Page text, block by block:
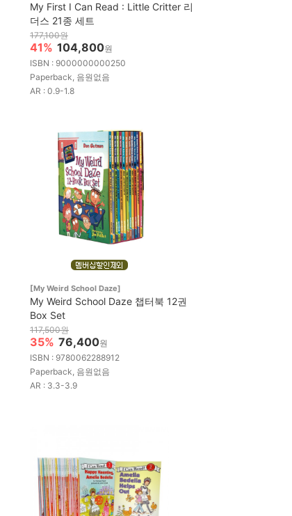
My First I Can Read : Little Critter 리
더스 21종 세트
177,100원
41% 104,800원
ISBN : 9000000000250
Paperback, 음원없음
AR : 0.9-1.8
[My Weird School Daze]
My Weird School Daze 챕터북 12권
Box Set
117,500원
35% 76,400원
ISBN : 9780062288912
Paperback, 음원없음
AR : 3.3-3.9